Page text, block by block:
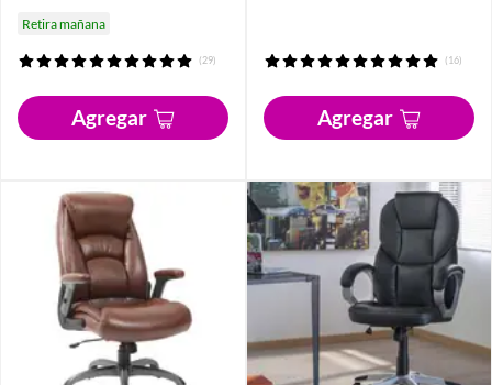
Retira mañana
(29)
Agregar
(16)
Agregar